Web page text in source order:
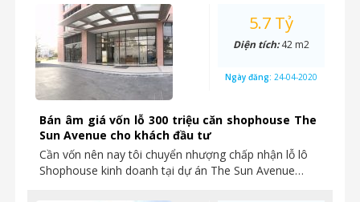
Bán âm giá vốn lỗ 300 triệu căn shophouse The
Sun Avenue cho khách đầu tư
Cần vốn nên nay tôi chuyển nhượng chấp nhận lỗ lô
Shophouse kinh doanh tại dự án The Sun Avenue…
5.7 Tỷ
Diện tích:42 m2
Ngày đăng: 24-04-2020